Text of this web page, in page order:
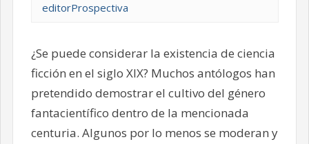
editorProspectiva
¿Se puede considerar la existencia de ciencia
ficción en el siglo XIX? Muchos antólogos han
pretendido demostrar el cultivo del género
fantacientífico dentro de la mencionada
centuria. Algunos por lo menos se moderan y